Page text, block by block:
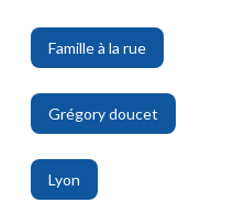
Famille à la rue
,
Grégory doucet
,
Lyon